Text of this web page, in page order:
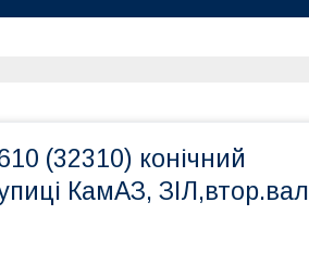
(32310) конічний
КамАЗ, ЗІЛ,втор.вал